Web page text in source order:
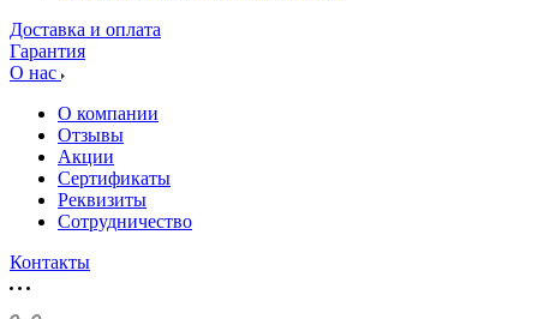
Доставка и оплата
Гарантия
О нас
О компании
Отзывы
Акции
Cертификаты
Реквизиты
Сотрудничество
Контакты